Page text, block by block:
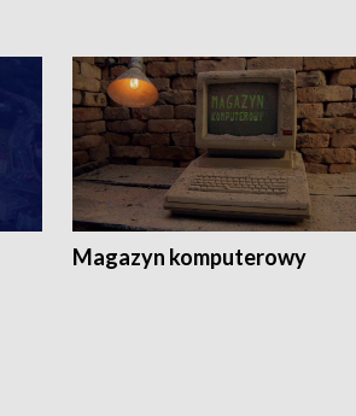
Magazyn komputerowy